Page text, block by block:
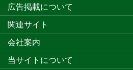
広告掲載について
関連サイト
会社案内
当サイトについて